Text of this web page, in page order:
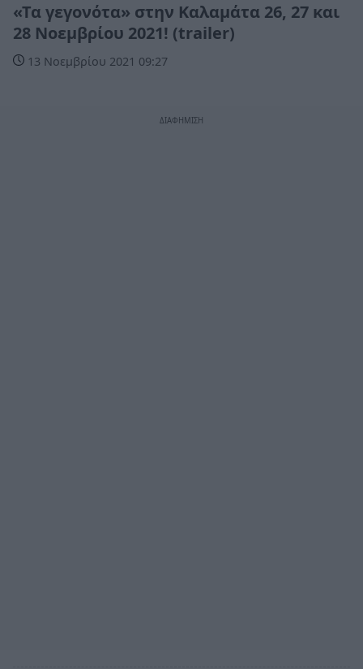
«Τα γεγονότα» στην Καλαμάτα 26, 27 και
28 Νοεμβρίου 2021! (trailer)
13 Νοεμβρίου 2021 09:27